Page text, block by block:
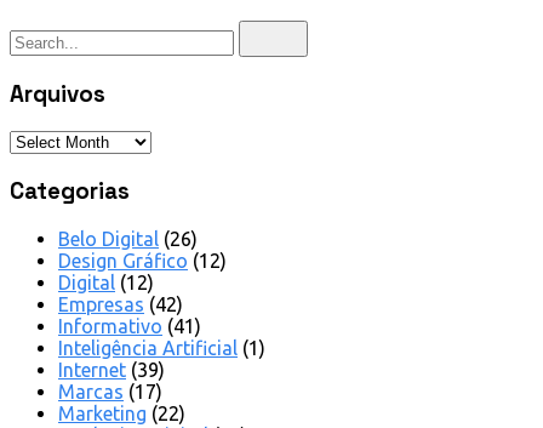
Arquivos
Categorias
Belo Digital (26)
Design Gráfico (12)
Digital (12)
Empresas (42)
Informativo (41)
Inteligência Artificial (1)
Internet (39)
Marcas (17)
Marketing (22)